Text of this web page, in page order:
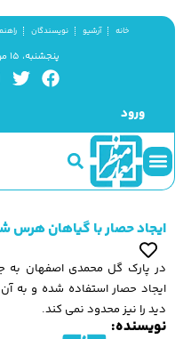
خانه آرشیو نویسندگان
پنجشنبه، ۱۵ مرداد ۱۴۰۵ | ۰۶:۴۸
ورود
ایجاد حصار با گیاهان هرس
در پارک گل محمدی اصفهان به
ایجاد حصار استفاده شده و به
دید را نیز محدود نمی کند.
نویسنده: